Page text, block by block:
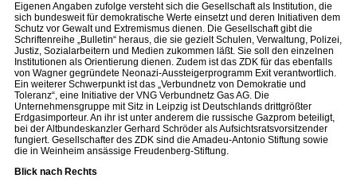
Eigenen Angaben zufolge versteht sich die Gesellschaft als Institution, die
sich bundesweit für demokratische Werte einsetzt und deren Initiativen dem
Schutz vor Gewalt und Extremismus dienen. Die Gesellschaft gibt die
Schriftenreihe „Bulletin“ heraus, die sie gezielt Schulen, Verwaltung, Polizei,
Justiz, Sozialarbeitern und Medien zukommen läßt. Sie soll den einzelnen
Institutionen als Orientierung dienen. Zudem ist das ZDK für das ebenfalls
von Wagner gegründete Neonazi-Aussteigerprogramm Exit verantwortlich.
Ein weiterer Schwerpunkt ist das „Verbundnetz von Demokratie und
Toleranz“, eine Initiative der VNG Verbundnetz Gas AG. Die
Unternehmensgruppe mit Sitz in Leipzig ist Deutschlands drittgrößter
Erdgasimporteur. An ihr ist unter anderem die russische Gazprom beteiligt,
bei der Altbundeskanzler Gerhard Schröder als Aufsichtsratsvorsitzender
fungiert. Gesellschafter des ZDK sind die Amadeu-Antonio Stiftung sowie
die in Weinheim ansässige Freudenberg-Stiftung.
Blick nach Rechts